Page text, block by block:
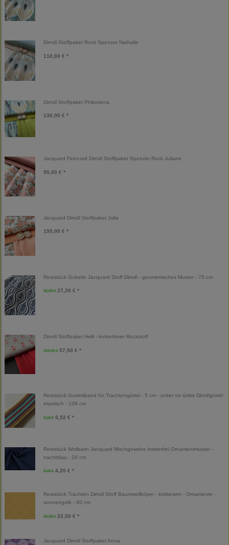
Dirndl Stoffpaket Rock Spenzer Nathalie
110,00 € *
Dirndl Stoffpaket Philomena
130,00 € *
Jacquard Feincord Dirndl Stoffpaket Spenzer Rock Juliane
95,00 € *
Jacquard Dirndl Stoffpaket Julia
150,00 € *
Reststück Gobelin Jacquard Stoff Dirndl - geometrisches Muster - 75 cm
32,00 € 27,20 € *
Dirndl Stoffpaket Helli - knitterfreier Rockstoff
115,00 € 57,50 € *
Reststück Gummiband für Trachtengürtel - 5 cm - ocker rot türkis Dirndlgürtel
elastisch - 108 cm
9,20 € 5,52 € *
Reststück Wollsatin Jacquard Mischgewebe knitterfrei Ornamentmuster -
nachtblau - 20 cm
8,40 € 4,20 € *
Reststück Trachten Dirndl Stoff Baumwollköper - knitterarm - Ornamente -
sonnengelb - 60 cm
25,00 € 22,50 € *
Jacquard Dirndl Stoffpaket Anna